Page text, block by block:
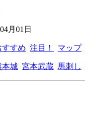
月01日
すすめ 注目！ マップ
本城 宮本武蔵 馬刺し